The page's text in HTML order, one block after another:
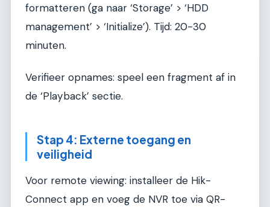
formatteren (ga naar ‘Storage’ > ‘HDD
management’ > ‘Initialize’). Tijd: 20-30
minuten.
Verifieer opnames: speel een fragment af in
de ‘Playback’ sectie.
Stap 4: Externe toegang en
veiligheid
Voor remote viewing: installeer de Hik-
Connect app en voeg de NVR toe via QR-